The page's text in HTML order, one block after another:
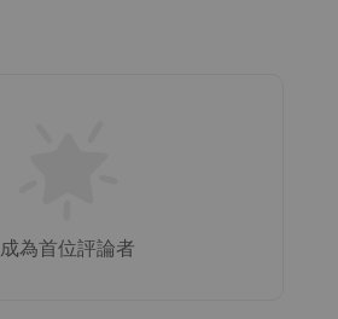
成為首位評論者